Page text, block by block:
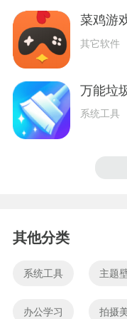
菜鸡游
其它软件
万能垃
系统工具
其他分类
系统工具 主题
办公学习 拍摄